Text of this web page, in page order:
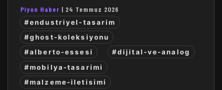
Piyon Haber | 24 Temmuz 2026
#endustriyel-tasarim
#ghost-koleksiyonu
#alberto-essesi
#dijital-ve-analog
#mobilya-tasarimi
#malzeme-iletisimi